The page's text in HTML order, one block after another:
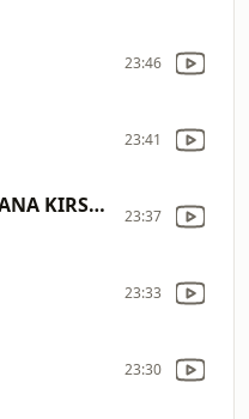
23:46
23:41
ROBERT KODYM/JANA KIRSCHNER 23:37
23:33
23:30